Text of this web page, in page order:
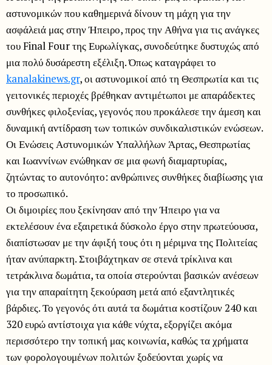
αστυνομικών που καθημερινά δίνουν τη μάχη για την
ασφάλειά μας στην Ήπειρο, προς την Αθήνα για τις ανάγκες
του Final Four της Ευρωλίγκας, συνοδεύτηκε δυστυχώς από
μια πολύ δυσάρεστη εξέλιξη. Όπως καταγράφει το
kanalakinews.gr, οι αστυνομικοί από τη Θεσπρωτία και τις
γειτονικές περιοχές βρέθηκαν αντιμέτωποι με απαράδεκτες
συνθήκες φιλοξενίας, γεγονός που προκάλεσε την άμεση και
δυναμική αντίδραση των τοπικών συνδικαλιστικών ενώσεων.
Οι Ενώσεις Αστυνομικών Υπαλλήλων Άρτας, Θεσπρωτίας
και Ιωαννίνων ενώθηκαν σε μια φωνή διαμαρτυρίας,
ζητώντας το αυτονόητο: ανθρώπινες συνθήκες διαβίωσης για
το προσωπικό.
Οι διμοιρίες που ξεκίνησαν από την Ήπειρο για να
εκτελέσουν ένα εξαιρετικά δύσκολο έργο στην πρωτεύουσα,
διαπίστωσαν με την άφιξή τους ότι η μέριμνα της Πολιτείας
ήταν ανύπαρκτη. Στοιβάχτηκαν σε στενά τρίκλινα και
τετράκλινα δωμάτια, τα οποία στερούνται βασικών ανέσεων
για την απαραίτητη ξεκούραση μετά από εξαντλητικές
βάρδιες. Το γεγονός ότι αυτά τα δωμάτια κοστίζουν 240 και
320 ευρώ αντίστοιχα για κάθε νύχτα, εξοργίζει ακόμα
περισσότερο την τοπική μας κοινωνία, καθώς τα χρήματα
των φορολογουμένων πολιτών ξοδεύονται χωρίς να